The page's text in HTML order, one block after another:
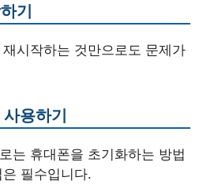
기
시작하는 것만으로도 문제가
용하기
는 휴대폰을 초기화하는 방법
필수입니다.